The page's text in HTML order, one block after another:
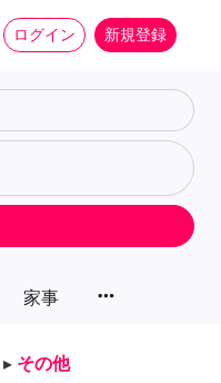
ログイン 新規登録
家事 more_horiz
▸ その他